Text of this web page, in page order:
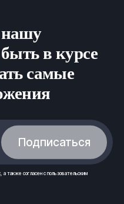
в курсе
самые
Подписаться
, а также согласен спользовательским